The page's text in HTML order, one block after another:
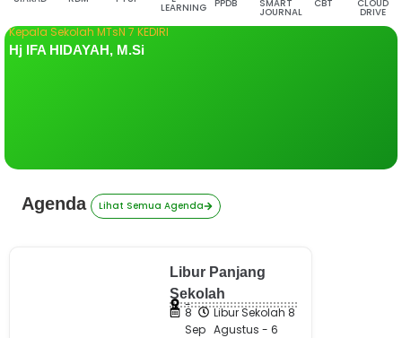
LEARNING PPDB SMART
JOURNAL
CBT CLOUD
DRIVE
Kepala Sekolah MTsN 7 KEDIRI
Hj IFA HIDAYAH, M.Si
Agenda Lihat Semua Agenda
Libur Panjang
Sekolah
-
8
Sep
Libur Sekolah 8
Agustus - 6